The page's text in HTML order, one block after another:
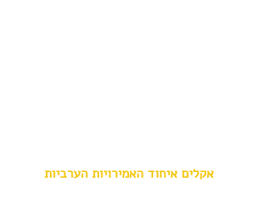
אקלים איחוד האמירויות הערביות